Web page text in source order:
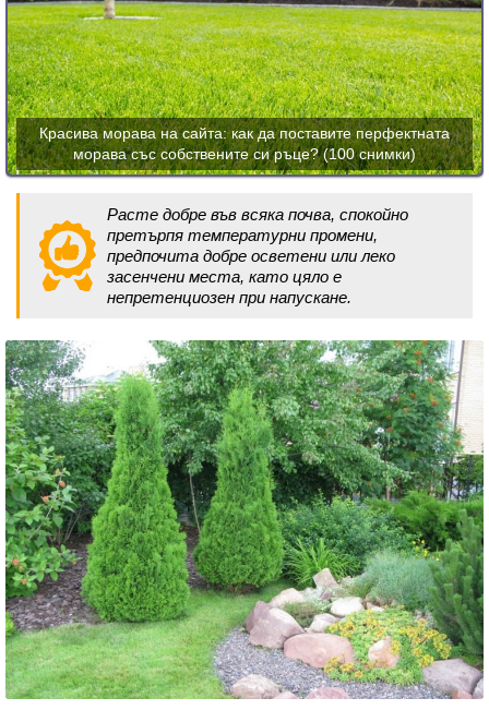
Красива морава на сайта: как да поставите перфектната
морава със собствените си ръце? (100 снимки)
Расте добре във всяка почва, спокойно
претърпя температурни промени,
предпочита добре осветени или леко
засенчени места, като цяло е
непретенциозен при напускане.